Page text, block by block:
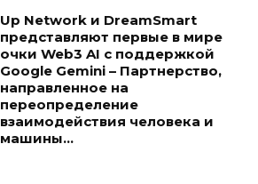
Up Network и DreamSmart
представляют первые в мире
очки Web3 AI с поддержкой
Google Gemini – Партнерство,
направленное на
переопределение
взаимодействия человека и
машины...